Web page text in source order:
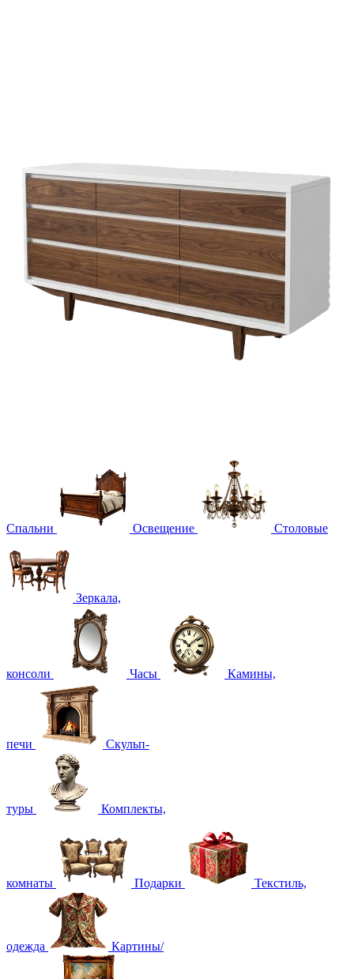
Спальни Освещение Столовые
Зеркала,
консоли Часы Камины,
печи Скульп-
туры Комплекты,
комнаты Подарки Текстиль,
одежда Картины/